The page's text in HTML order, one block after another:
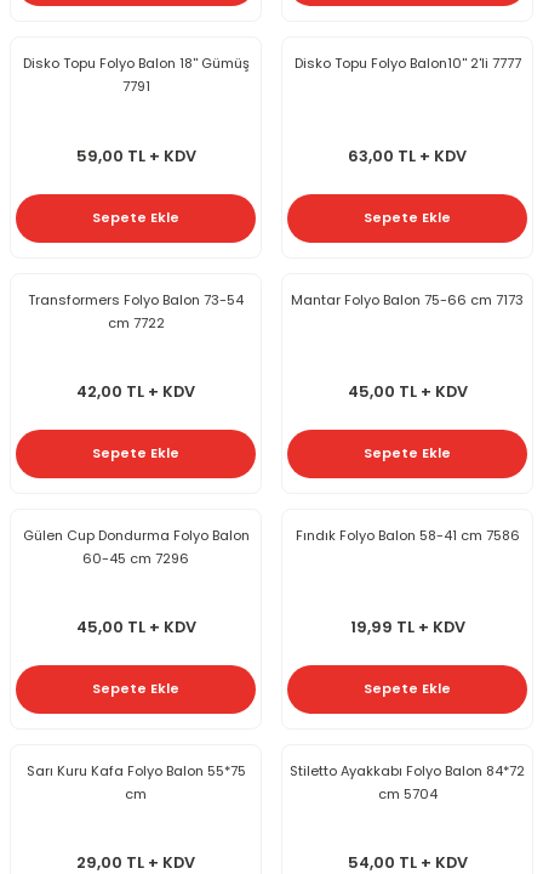
Disko Topu Folyo Balon 18'' Gümüş
7791
59,00 TL + KDV
Sepete Ekle
Disko Topu Folyo Balon10'' 2'li 7777
63,00 TL + KDV
Sepete Ekle
Transformers Folyo Balon 73-54
cm 7722
42,00 TL + KDV
Sepete Ekle
Mantar Folyo Balon 75-66 cm 7173
45,00 TL + KDV
Sepete Ekle
Gülen Cup Dondurma Folyo Balon
60-45 cm 7296
45,00 TL + KDV
Sepete Ekle
Fındık Folyo Balon 58-41 cm 7586
19,99 TL + KDV
Sepete Ekle
Sarı Kuru Kafa Folyo Balon 55*75
cm
29,00 TL + KDV
Stiletto Ayakkabı Folyo Balon 84*72
cm 5704
54,00 TL + KDV